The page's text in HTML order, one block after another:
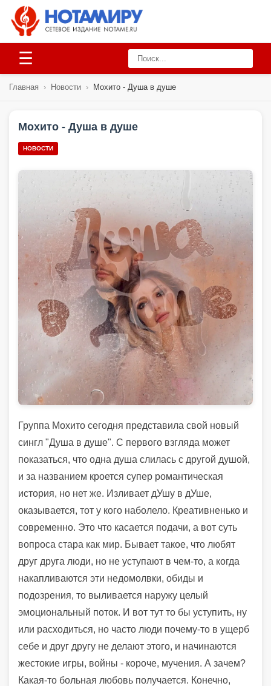
☰
Главная › Новости › Мохито - Душа в душе
Мохито - Душа в душе
НОВОСТИ
Группа Мохито сегодня представила свой новый
сингл "Душа в душе". С первого взгляда может
показаться, что одна душа слилась с другой душой,
и за названием кроется супер романтическая
история, но нет же. Изливает дУшу в дУше,
оказывается, тот у кого наболело. Креативненько и
современно. Это что касается подачи, а вот суть
вопроса стара как мир. Бывает такое, что любят
друг друга люди, но не уступают в чем-то, а когда
накапливаются эти недомолвки, обиды и
подозрения, то выливается наружу целый
эмоциональный поток. И вот тут то бы уступить, ну
или расходиться, но часто люди почему-то в ущерб
себе и друг другу не делают этого, и начинаются
жестокие игры, войны - короче, мучения. А зачем?
Какая-то больная любовь получается. Конечно,